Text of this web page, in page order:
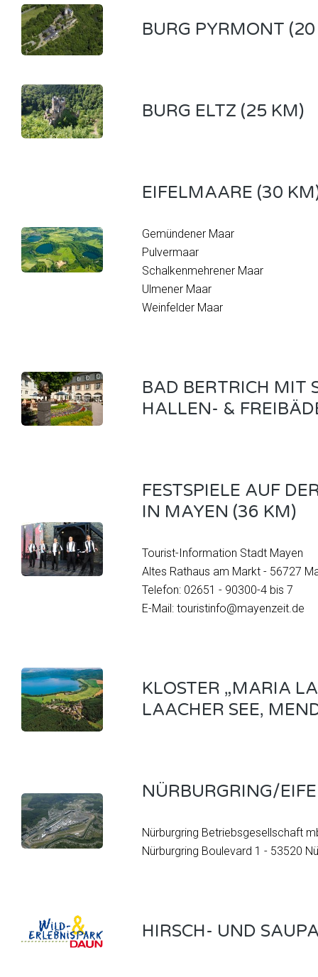
BURG PYRMONT
BURG ELTZ (25 KM)
EIFELMAARE (30
Gemündener Maar
Pulvermaar
Schalkenmehrener Maar
Ulmener Maar
Weinfelder Maar
BAD BERTRICH MIT
HALLEN- &
FESTSPIELE AUF
IN MAYEN (36 KM)
Tourist-Information Stadt Mayen
Altes Rathaus am Markt - 56727
Telefon: 02651 - 90300-4 bis 7
E-Mail: touristinfo@mayenzeit.de
KLOSTER „MARIA
LAACHER SEE,
NÜRBURGRING/
Nürburgring Betriebsgesellschaft
Nürburgring Boulevard 1 - 53520
HIRSCH- UND